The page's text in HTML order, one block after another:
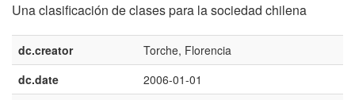
Una clasificación de clases para la sociedad chilena
dc.creator
Torche, Florencia
dc.date
2006-01-01